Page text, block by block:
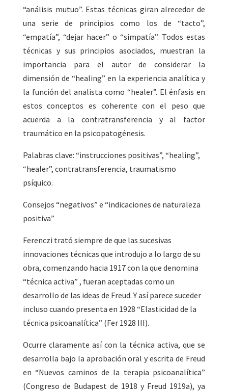
“análisis mutuo”. Estas técnicas giran alrecedor de
una serie de principios como los de “tacto”,
“empatía”, “dejar hacer” o “simpatía”. Todos estas
técnicas y sus principios asociados, muestran la
importancia para el autor de considerar la
dimensión de “healing” en la experiencia analítica y
la función del analista como “healer”. El énfasis en
estos conceptos es coherente con el peso que
acuerda a la contratransferencia y al factor
traumático en la psicopatogénesis.
Palabras clave: “instrucciones positivas”, “healing”,
“healer”, contratransferencia, traumatismo
psíquico.
Consejos “negativos” e “indicaciones de naturaleza
positiva”
Ferenczi trató siempre de que las sucesivas
innovaciones técnicas que introdujo a lo largo de su
obra, comenzando hacia 1917 con la que denomina
“técnica activa” , fueran aceptadas como un
desarrollo de las ideas de Freud. Y así parece suceder
incluso cuando presenta en 1928 “Elasticidad de la
técnica psicoanalítica” (Fer 1928 III).
Ocurre claramente así con la técnica activa, que se
desarrolla bajo la aprobación oral y escrita de Freud
en “Nuevos caminos de la terapia psicoanalítica”
(Congreso de Budapest de 1918 y Freud 1919a), ya